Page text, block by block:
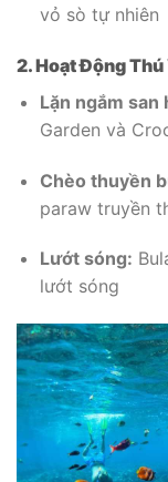
vỏ sò tự nhiên
2. Hoạt Động
Lặn ngắm san
Garden và
Chèo thuyền
paraw truyền
Lướt sóng:
lướt sóng